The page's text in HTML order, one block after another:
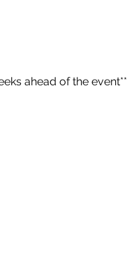
ahead of the event**